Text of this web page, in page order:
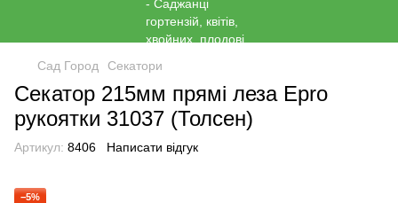
Сад Город Секатори
Секатор 215мм прямі леза Epro
рукоятки 31037 (Толсен)
Артикул: 8406 Написати відгук
−5%